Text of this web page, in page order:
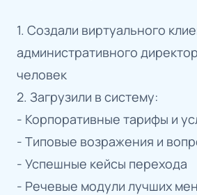
1. Создали виртуального
административного
человек
2. Загрузили в систему:
- Корпоративные тарифы и
- Типовые возражения и
- Успешные кейсы перехода
- Речевые модули лучших